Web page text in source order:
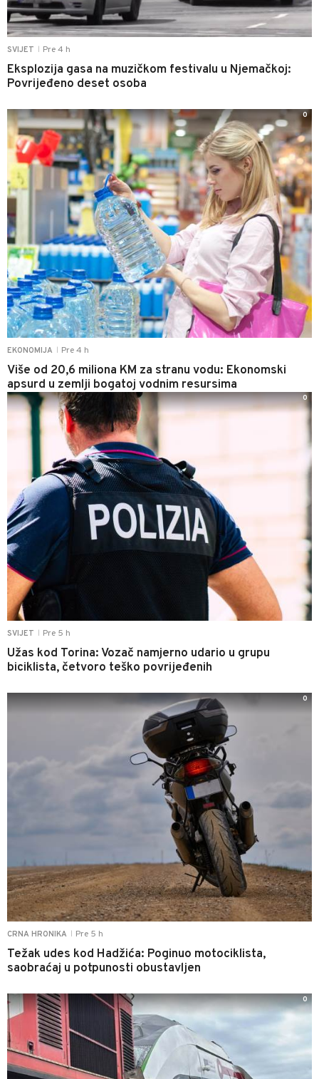
SVIJET Pre 4 h
Eksplozija gasa na muzičkom festivalu u Njemačkoj:
Povrijeđeno deset osoba
EKONOMIJA Pre 4 h
Više od 20,6 miliona KM za stranu vodu: Ekonomski
apsurd u zemlji bogatoj vodnim resursima
0
SVIJET Pre 5 h
Užas kod Torina: Vozač namjerno udario u grupu
biciklista, četvoro teško povrijeđenih
0
CRNA HRONIKA Pre 5 h
Težak udes kod Hadžića: Poginuo motociklista,
saobraćaj u potpunosti obustavljen
0
0